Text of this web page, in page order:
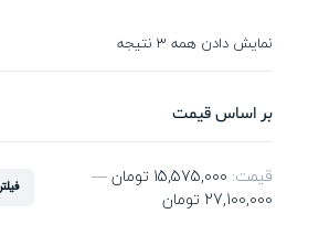
نمایش دادن همه 3 نتیجه
بر اساس قیمت
فیلتر قیمت: 15,575,000 تومان
—
27,100,000 تومان